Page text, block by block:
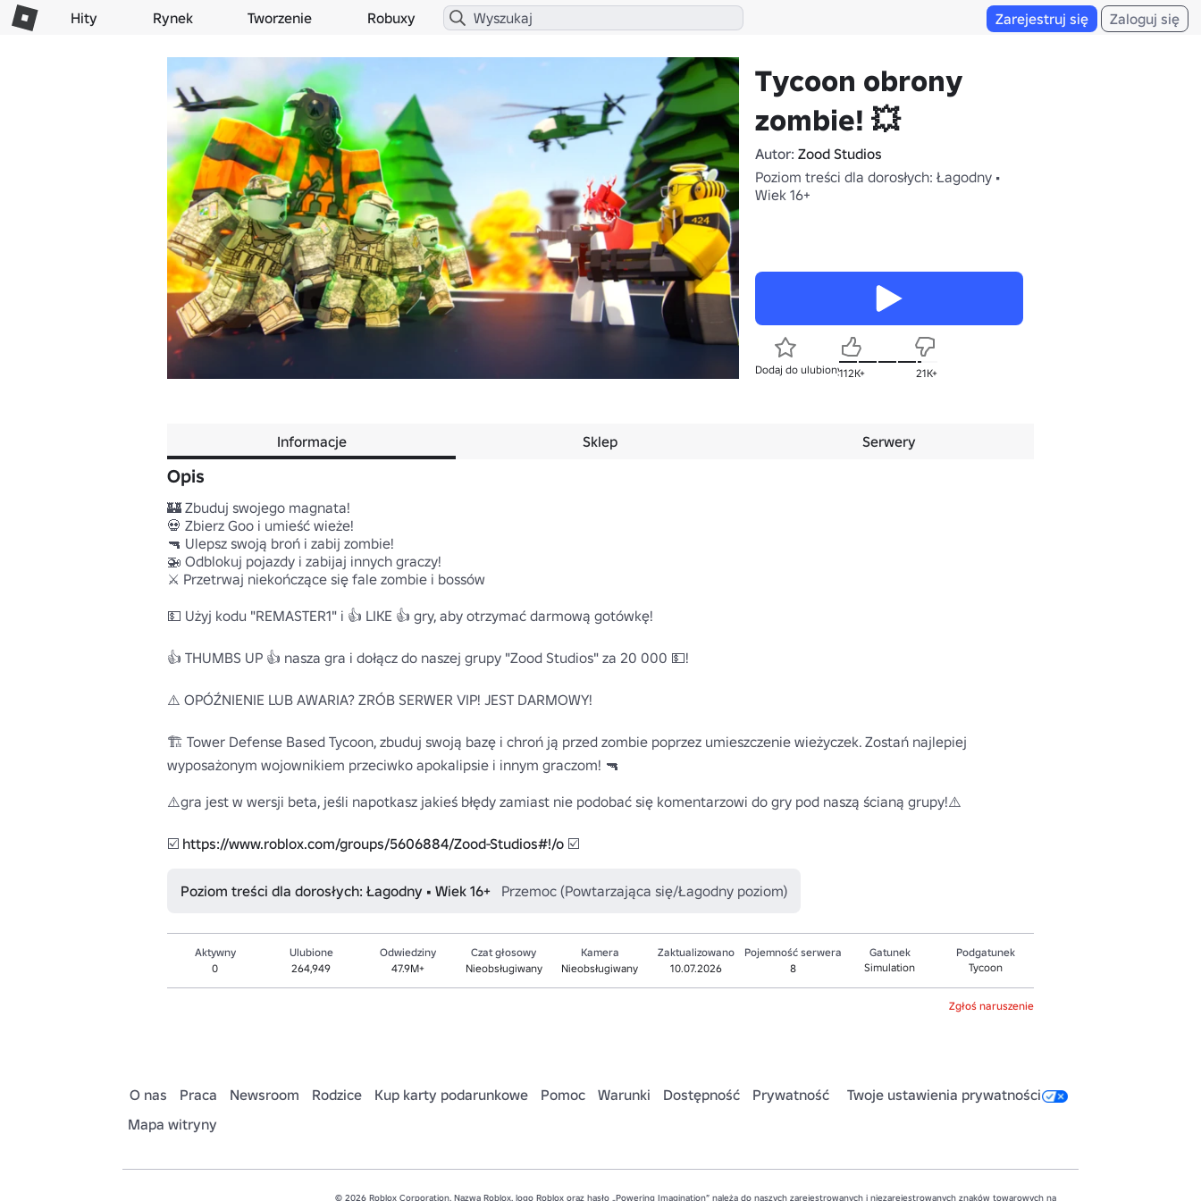
Hity Rynek Tworzenie Robuxy Zarejestruj się Zaloguj się
Tycoon obrony
zombie! 💥
Autor: Zood Studios
Poziom treści dla dorosłych: Łagodny •
Wiek 16+
Dodaj do ulubionych112K+ 21K+
Informacje Sklep Serwery
Opis
🏰 Zbuduj swojego magnata!
💀 Zbierz Goo i umieść wieże!
🔫 Ulepsz swoją broń i zabij zombie!
🚁 Odblokuj pojazdy i zabijaj innych graczy!
⚔️ Przetrwaj niekończące się fale zombie i bossów
💵 Użyj kodu "REMASTER1" i 👍 LIKE 👍 gry, aby otrzymać darmową gotówkę!
👍 THUMBS UP 👍 nasza gra i dołącz do naszej grupy "Zood Studios" za 20 000 💵!
⚠️ OPÓŹNIENIE LUB AWARIA? ZRÓB SERWER VIP! JEST DARMOWY!
🏗️ Tower Defense Based Tycoon, zbuduj swoją bazę i chroń ją przed zombie poprzez umieszczenie wieżyczek. Zostań najlepiej
wyposażonym wojownikiem przeciwko apokalipsie i innym graczom! 🔫
⚠️gra jest w wersji beta, jeśli napotkasz jakieś błędy zamiast nie podobać się komentarzowi do gry pod naszą ścianą grupy!⚠️
☑️ https://www.roblox.com/groups/5606884/Zood-Studios#!/o ☑️
Poziom treści dla dorosłych: Łagodny • Wiek 16+ Przemoc (Powtarzająca się/Łagodny poziom)
Aktywny
0
Ulubione
264,949
Odwiedziny
47.9M+
Czat głosowy
Nieobsługiwany
Kamera
Nieobsługiwany
Zaktualizowano
10.07.2026
Pojemność serwera
8
Gatunek
Simulation
Podgatunek
Tycoon
Zgłoś naruszenie
O nas Praca Newsroom Rodzice Kup karty podarunkowe Pomoc Warunki Dostępność Prywatność
Twoje ustawienia prywatności
Mapa witryny
© 2026 Roblox Corporation. Nazwa Roblox, logo Roblox oraz hasło „Powering Imagination” należą do naszych zarejestrowanych i niezarejestrowanych znaków towarowych na